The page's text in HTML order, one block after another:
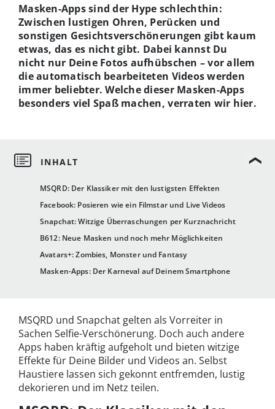
MSQRD: Der Klassiker mit den lustigsten Effekten
Facebook: Posieren wie ein Filmstar und Live Videos
Snapchat: Witzige Überraschungen per Kurznachricht
B612: Neue Masken und noch mehr Möglichkeiten
Avatars+: Zombies, Monster und Fantasy
Masken-Apps: Der Karneval auf Deinem Smartphone
Masken-Apps sind der Hype schlechthin:
Zwischen lustigen Ohren, Perücken und
sonstigen Gesichtsverschönerungen gibt kaum
etwas, das es nicht gibt. Dabei kannst Du
nicht nur Deine Fotos aufhübschen – vor allem
die automatisch bearbeiteten Videos werden
immer beliebter. Welche dieser Masken-Apps
besonders viel Spaß machen, verraten wir hier.
MSQRD und Snapchat gelten als Vorreiter in
Sachen Selfie-Verschönerung. Doch auch andere
Apps haben kräftig aufgeholt und bieten witzige
Effekte für Deine Bilder und Videos an. Selbst
Haustiere lassen sich gekonnt entfremden, lustig
dekorieren und im Netz teilen.